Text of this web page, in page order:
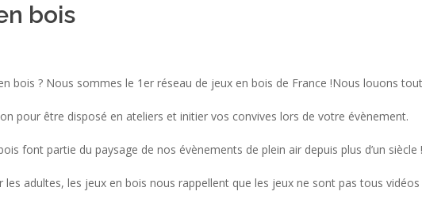
bois
bois ? Nous sommes le 1er réseau de jeux en bois de France !Nous louons
pour être disposé en ateliers et initier vos convives lors de votre évènement.
font partie du paysage de nos évènements de plein air depuis plus d’un siècle !
adultes, les jeux en bois nous rappellent que les jeux ne sont pas tous